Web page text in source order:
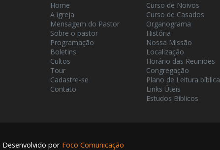
Home
A igreja
Mensagem do Pastor
Sobre o pastor
Programação
Boletins
Cultos
Tour
Cadastre-se
Contato
Curso de Noivos
Curso de Casados
Organograma
História
Nossa Missão
Localização
Horário das Reuniões
Congregação
Plano de Leitura bíblica
Links Úteis
Estudos Bíblicos
Desenvolvido por Foco Comunicação